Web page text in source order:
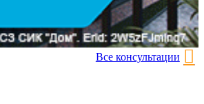
Все консультации